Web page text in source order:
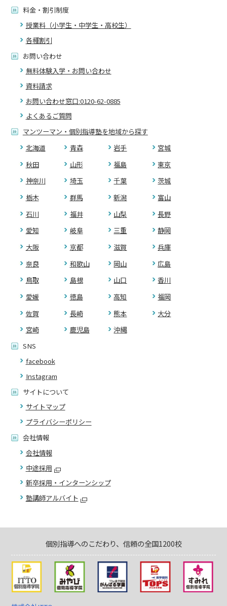
料金・割引制度
授業料（小学生・中学生・高校生）
各種割引
お問い合わせ
無料体験入学・お問い合わせ
資料請求
お問い合わせ窓口:0120-62-0885
よくあるご質問
マンツーマン・個別指導塾を地域から探す
北海道
青森 岩手
宮城
秋田
山形 福島
東京
神奈川
埼玉 千葉
茨城
栃木
群馬 新潟
富山
石川
福井 山梨
長野
愛知
岐阜 三重
静岡
大阪
京都 滋賀
兵庫
奈良
和歌山 岡山
広島
鳥取
島根 山口
香川
愛媛
徳島 高知
福岡
佐賀
長崎 熊本
大分
宮崎
鹿児島
沖縄
SNS
facebook
Instagram
サイトについて
サイトマップ
プライバシーポリシー
会社情報
会社情報
中途採用
新卒採用・インターンシップ
塾講師アルバイト
個別指導へのこだわり、信頼の全国1200校